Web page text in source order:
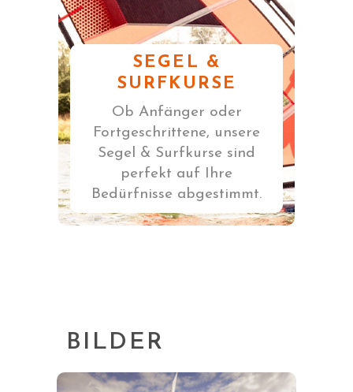
SEGEL &
SURFKURSE
Ob Anfänger oder
Fortgeschrittene, unsere
Segel & Surfkurse sind
perfekt auf Ihre
Bedürfnisse abgestimmt.
BILDER